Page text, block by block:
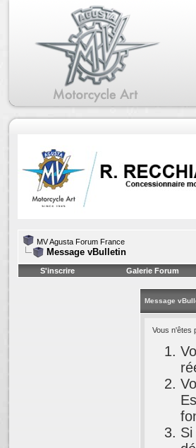
MV Agusta Forum France
Message vBulletin
S'inscrire Galerie Forum
Message
Vous n'êtes